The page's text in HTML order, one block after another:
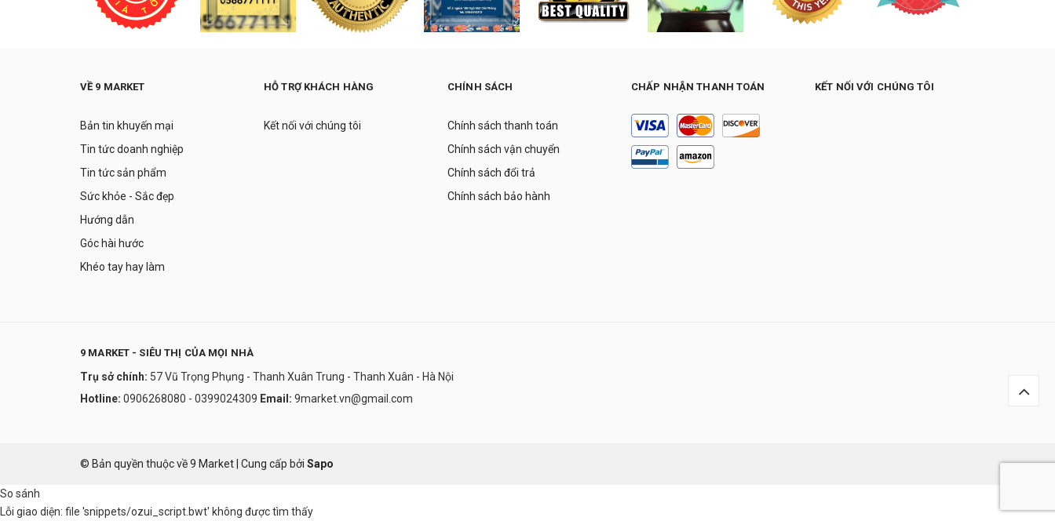
VỀ 9 MARKET
Bản tin khuyến mại
Tin tức doanh nghiệp
Tin tức sản phẩm
Sức khỏe - Sắc đẹp
Hướng dẫn
Góc hài hước
Khéo tay hay làm
HỖ TRỢ KHÁCH HÀNG
Kết nối với chúng tôi
CHÍNH SÁCH
Chính sách thanh toán
Chính sách vận chuyển
Chính sách đổi trả
Chính sách bảo hành
CHẤP NHẬN THANH TOÁN KẾT NỐI VỚI CHÚNG TÔI
9 MARKET - SIÊU THỊ CỦA MỌI NHÀ
Trụ sở chính: 57 Vũ Trọng Phụng - Thanh Xuân Trung - Thanh Xuân - Hà Nội
Hotline: 0906268080 - 0399024309 Email: 9market.vn@gmail.com
© Bản quyền thuộc về 9 Market Cung cấp bởi Sapo
So sánh
Lỗi giao diện: file 'snippets/ozui_script.bwt' không được tìm thấy